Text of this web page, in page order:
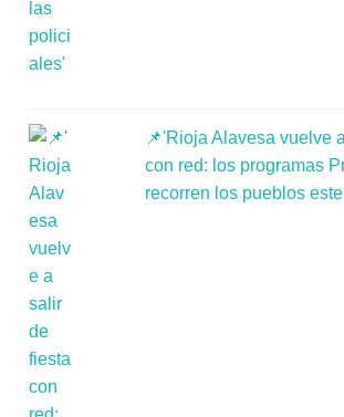
📌'Rioja Alavesa vuelve
con red: los programas
recorren los pueblos